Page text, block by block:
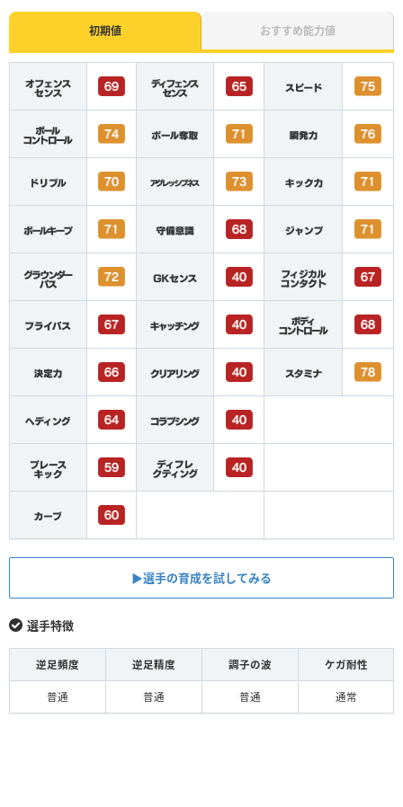
初期値 おすすめ能力値
▶︎選手の育成を試してみる
選手特徴
逆足頻度 逆足精度 調子の波 ケガ耐性
普通 普通 普通 通常